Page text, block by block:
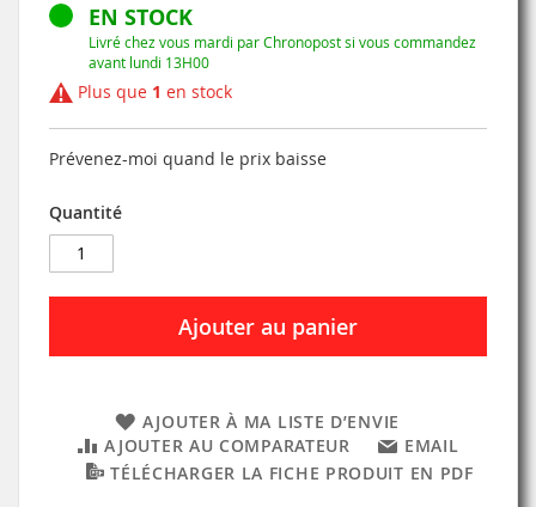
EN STOCK
Livré chez vous mardi par Chronopost si vous commandez
avant lundi 13H00
Plus que 1 en stock
Prévenez-moi quand le prix baisse
Quantité
Ajouter au panier
AJOUTER À MA LISTE D’ENVIE
AJOUTER AU COMPARATEUR
EMAIL
TÉLÉCHARGER LA FICHE PRODUIT EN PDF